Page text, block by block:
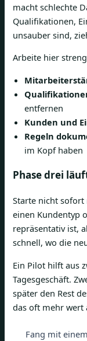
macht schlechte
Qualifikationen,
unsauber sind,
Arbeite hier
entfernen
Kunden und
Regeln
im Kopf haben
Phase drei
Starte nicht sofort
einen Kundentyp
repräsentativ ist,
schnell, wo die
Ein Pilot hilft aus
Tagesgeschäft.
später den Rest
das oft mehr wert
Fang mit